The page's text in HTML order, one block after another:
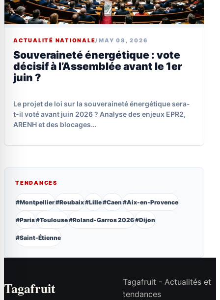
ACTUALITÉ NATIONALE/MAY 08, 2026
Souveraineté énergétique : vote
décisif à l’Assemblée avant le 1er
juin ?
Le projet de loi sur la souveraineté énergétique sera-
t-il voté avant juin 2026 ? Analyse des enjeux EPR2,
ARENH et des blocages…
TENDANCES
#Montpellier#Roubaix#Lille#Caen#Aix-en-Provence
#Paris#Toulouse#Roland-Garros 2026#Dijon
#Saint-Étienne
Tagafruit
Tagafruit - Actualités et
tendances